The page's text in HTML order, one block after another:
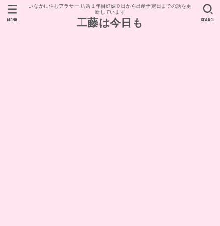
いなかに住むアラサー 結婚１年目妊娠０日から出産予定日までの話を更
新しています
工藤は今日も SEARCH
MENU